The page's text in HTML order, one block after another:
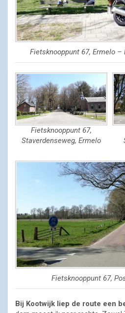
Fietsknooppunt 67, Ermelo
Fietsknooppunt 67,
Staverdenseweg, Ermelo
Fietsknooppunt 67,
Bij Kootwijk liep de route een